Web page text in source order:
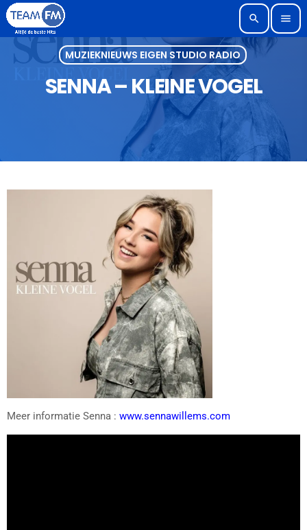
search menu
MUZIEKNIEUWS EIGEN STUDIO RADIO
SENNA – KLEINE VOGEL
Meer informatie Senna : www.sennawillems.com